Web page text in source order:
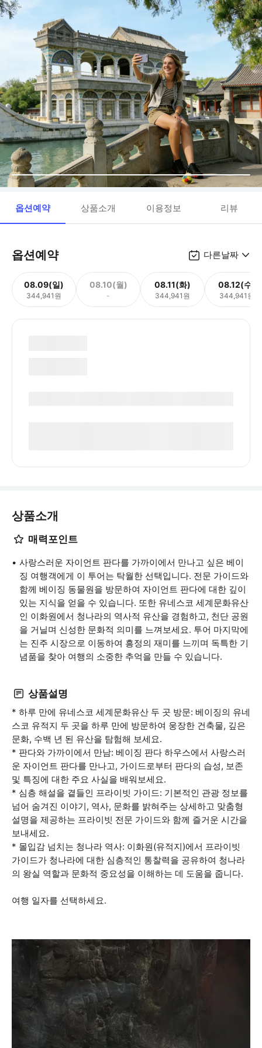
옵션예약 상품소개 이용정보 리뷰
옵션예약 다른날짜
08.09(일)
344,941원
08.10(월)
-
08.11(화)
344,941원
08.12(수)
344,941원
상품소개
매력포인트
사랑스러운 자이언트 판다를 가까이에서 만나고 싶은 베이
징 여행객에게 이 투어는 탁월한 선택입니다. 전문 가이드와
함께 베이징 동물원을 방문하여 자이언트 판다에 대한 깊이
있는 지식을 얻을 수 있습니다. 또한 유네스코 세계문화유산
인 이화원에서 청나라의 역사적 유산을 경험하고, 천단 공원
을 거닐며 신성한 문화적 의미를 느껴보세요. 투어 마지막에
는 진주 시장으로 이동하여 흥정의 재미를 느끼며 독특한 기
념품을 찾아 여행의 소중한 추억을 만들 수 있습니다.
상품설명
* 하루 만에 유네스코 세계문화유산 두 곳 방문: 베이징의 유네
스코 유적지 두 곳을 하루 만에 방문하여 웅장한 건축물, 깊은
문화, 수백 년 된 유산을 탐험해 보세요.
* 판다와 가까이에서 만남: 베이징 판다 하우스에서 사랑스러
운 자이언트 판다를 만나고, 가이드로부터 판다의 습성, 보존
및 특징에 대한 주요 사실을 배워보세요.
* 심층 해설을 곁들인 프라이빗 가이드: 기본적인 관광 정보를
넘어 숨겨진 이야기, 역사, 문화를 밝혀주는 상세하고 맞춤형
설명을 제공하는 프라이빗 전문 가이드와 함께 즐거운 시간을
보내세요.
* 몰입감 넘치는 청나라 역사: 이화원(유적지)에서 프라이빗
가이드가 청나라에 대한 심층적인 통찰력을 공유하여 청나라
의 왕실 역할과 문화적 중요성을 이해하는 데 도움을 줍니다.
여행 일자를 선택하세요.